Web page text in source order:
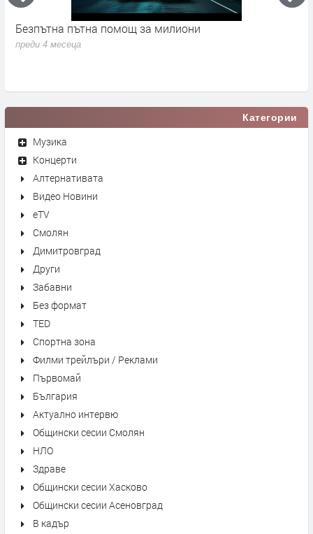
Безпътна пътна помощ за милиони
преди 4 месеца
Категории
Музика
Концерти
Алтернативата
Видео Новини
eTV
Смолян
Димитровград
Други
Забавни
Без формат
TED
Спортна зона
Филми трейлъри / Реклами
Първомай
България
Актуално интервю
Общински сесии Смолян
НЛО
Здраве
Общински сесии Хасково
Общински сесии Асеновград
В кадър